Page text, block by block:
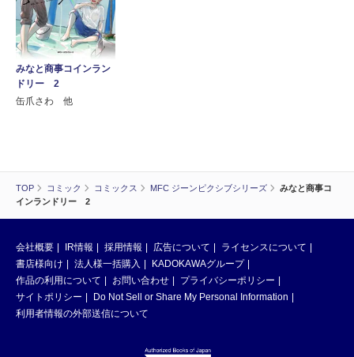
TOP コミック コミックス MFC ジーンピクシブシリーズ
みなと商事コ
インランドリー 2
みなと商事コインラン
ドリー 2
缶爪さわ 他
会社概要 IR情報 採用情報 広告について
ライセンスについて
書店様向け
法人様一括購入
KADOKAWAグループ
作品の利用について
お問い合わせ
プライバシーポリシー
サイトポリシー
Do Not Sell or Share My Personal Information
利用者情報の外部送信について